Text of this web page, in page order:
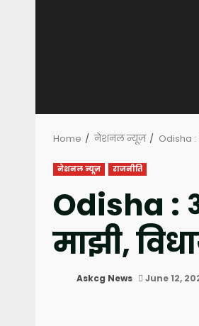
Home नेशनल न्यूज़ Odisha
नेशनल न्यूज़ राजनीति
Odisha :
माझी,
Askcg News June 12,